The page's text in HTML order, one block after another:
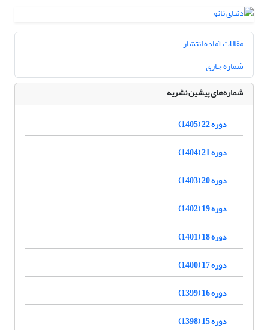
مقالات آماده انتشار
شماره جاری
شماره‌های پیشین نشریه
دوره 22 (1405)
دوره 21 (1404)
دوره 20 (1403)
دوره 19 (1402)
دوره 18 (1401)
دوره 17 (1400)
دوره 16 (1399)
دوره 15 (1398)